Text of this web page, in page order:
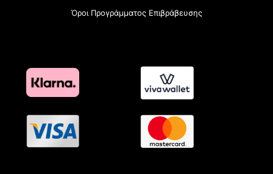
Όροι Προγράμματος Επιβράβευσης